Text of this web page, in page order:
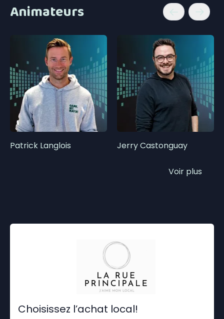
Animateurs
Patrick Langlois Jerry Castonguay
Voir plus
Choisissez l’achat local!